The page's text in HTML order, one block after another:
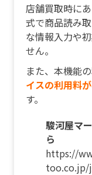
店舗買取時に
式で商品読み
な情報入力や
せん。
また、本機能
イスの利用料
す。
駿河屋マ
ら
https://
too.co.jp/